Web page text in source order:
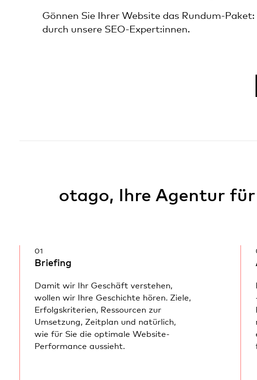
Gönnen Sie Ihrer Website das Rundum-
durch unsere SEO-Expert:innen.
otago, Ihre Agentur
01
Briefing
Damit wir Ihr Geschäft verstehen,
wollen wir Ihre Geschichte hören. Ziele,
Erfolgskriterien, Ressourcen zur
Umsetzung, Zeitplan und natürlich,
wie für Sie die optimale Website-
Performance aussieht.